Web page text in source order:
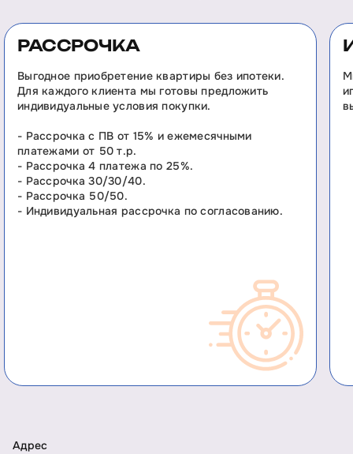
РАССРОЧКА
Выгодное приобретение квартиры без ипотеки.
Для каждого клиента мы готовы предложить
индивидуальные условия покупки.
- Рассрочка с ПВ от 15% и ежемесячными
платежами от 50 т.р.
- Рассрочка 4 платежа по 25%.
- Рассрочка 30/30/40.
- Рассрочка 50/50.
- Индивидуальная рассрочка по согласованию.
Адрес